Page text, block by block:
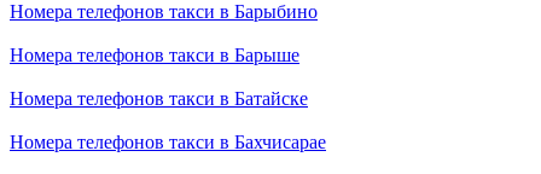
Номера телефонов такси в Барыбино
Номера телефонов такси в Барыше
Номера телефонов такси в Батайске
Номера телефонов такси в Бахчисарае